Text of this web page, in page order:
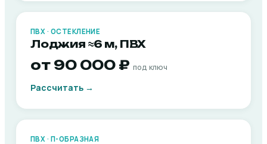
ПВХ · ОСТЕКЛЕНИЕ
Лоджия ≈6 м, ПВХ
от 90 000 ₽ под ключ
Рассчитать →
ПВХ · П-ОБРАЗНАЯ